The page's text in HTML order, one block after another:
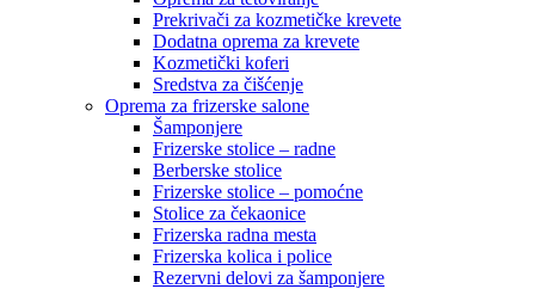
Prekrivači za kozmetičke krevete
Dodatna oprema za krevete
Kozmetički koferi
Sredstva za čišćenje
Oprema za frizerske salone
Šamponjere
Frizerske stolice – radne
Berberske stolice
Frizerske stolice – pomoćne
Stolice za čekaonice
Frizerska radna mesta
Frizerska kolica i police
Rezervni delovi za šamponjere